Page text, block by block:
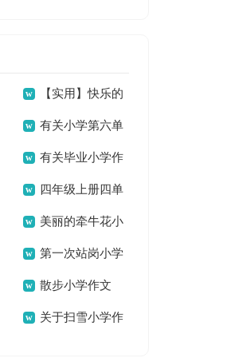
【实用】快乐的
小学作文八篇
有关小学第六单
元作文汇总十篇
有关毕业小学作
文400字四篇
四年级上册四单
元作文300字（精选
41篇）
美丽的牵牛花小
学作文第一次站岗小学
作文散步小学作文
关于扫雪小学作